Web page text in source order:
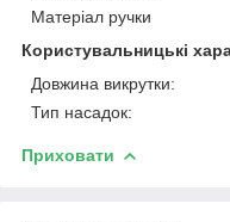
Матеріал ручки
Користувальницькі
Довжина викрутки:
Тип насадок:
Приховати